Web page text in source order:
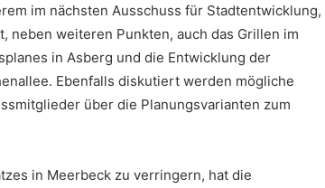
im nächsten Ausschuss für Stadtentwicklung,
neben weiteren Punkten, auch das Grillen im
in Asberg und die Entwicklung der
Ebenfalls diskutiert werden mögliche
über die Planungsvarianten zum
in Meerbeck zu verringern, hat die